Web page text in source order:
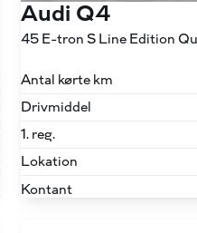
Audi Q4
Antal kørte km
Drivmiddel
1. reg.
Lokation
Kontant